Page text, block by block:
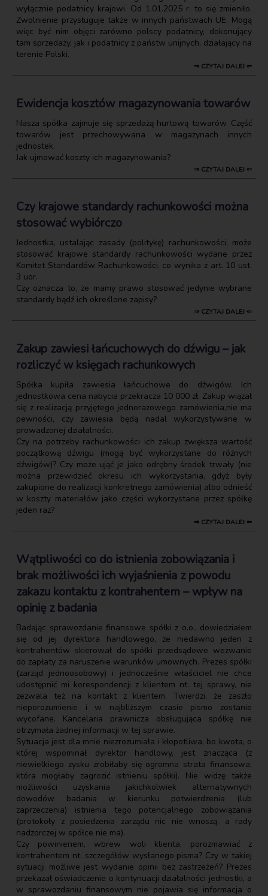
wyłącznie podatnicy krajowi. Od 1.01.2025 r. to się zmieniło.
Zwolnienie przysługuje także w innych państwach UE. Mogą
więc być nim objęci zarówno polscy podatnicy, dokonujący
tam sprzedaży, jak i podatnicy z państw unijnych, działający na
terenie Polski.
⇒ CZYTAJ DALEJ ⇐
Ewidencja kosztów magazynowania towarów
Nasza spółka zajmuje się sprzedażą hurtową towarów. Część
towarów jest przechowywana w magazynach innych
jednostek.
Jak ujmować koszty ich magazynowania?
⇒ CZYTAJ DALEJ ⇐
Czy krajowe standardy rachunkowości można
stosować wybiórczo
Jednostka, ustalając zasady (politykę) rachunkowości, może
stosować krajowe standardy rachunkowości wydane przez
Komitet Standardów Rachunkowości, co wynika z art. 10 ust.
3 uor.
Czy oznacza to, że mamy prawo stosować jedynie wybrane
standardy bądź ich określone zapisy?
⇒ CZYTAJ DALEJ ⇐
Zakup zawiesi łańcuchowych do dźwigu – jak
rozliczyć w księgach rachunkowych
Spółka kupiła zawiesia łańcuchowe do dźwigów. Ich
jednostkowa cena nabycia przekracza 10 000 zł. Zakup wiązał
się z realizacją przyjętego jednorazowego zamówienia,nie ma
pewności, czy zawiesia będą nadal wykorzystywane w
prowadzonej działalności.
Czy na potrzeby rachunkowości ich zakup zwiększa wartość
początkową dźwigu (mogą być wykorzystane do różnych
dźwigów)? Czy może ująć je jako odrębny środek trwały (nie
można przewidzieć okresu ich wykorzystania, gdyż były
zakupione do realizacji konkretnego zamówienia) albo odnieść
w koszty materiałów jako części wykorzystane przez spółkę
jeden raz?
⇒ CZYTAJ DALEJ ⇐
Wątpliwości co do istnienia zobowiązania i
brak możliwości ich wyjaśnienia z powodu
zakazu kontaktu z kontrahentem – wpływ na
opinię z badania
Badając sprawozdanie finansowe spółki z o.o., dowiedziałem
się od jej dyrektora handlowego, że niedawno jeden z
kontrahentów skierował do spółki przedsądowe wezwanie
do zapłaty za naruszenie warunków umownych. Prezes spółki
(zarząd jednoosobowy) i jednocześnie właściciel nie chce
udostępnić mi korespondencji z klientem nt. tej sprawy, nie
zezwala też na kontakt z klientem. Twierdzi, że zaszło
nieporozumienie i w najbliższym czasie pismo zostanie
wycofane. Kancelaria prawnicza obsługująca spółkę nie
otrzymała żadnej informacji w tej sprawie.
Sytuacja jest dla mnie niezrozumiała i kłopotliwa, bo kwota, o
której wspominał dyrektor handlowy, jest znacząca (z
niewielkiego zysku zrobiłaby się ogromna strata finansowa,
która mogłaby zagrozić istnieniu spółki). Nie widzę także
możliwości uzyskania jakichkolwiek alternatywnych
dowodów badania w kierunku potwierdzenia (lub
zaprzeczenia) istnienia tego potencjalnego zobowiązania
(protokoły z posiedzenia zarządu nic nie wnoszą, a rady
nadzorczej w spółce nie ma).
Czy powinienem, wbrew woli klienta, porozmawiać z
kontrahentem nt. szczegółów wysłanego pisma? Czy w takiej
sytuacji możliwe jest wydanie opinii bez zastrzeżeń? Prezes
przekazał oświadczenie o kontynuacji działalności jednostki, a
w sprawozdaniu finansowym nie pojawia się informacja o